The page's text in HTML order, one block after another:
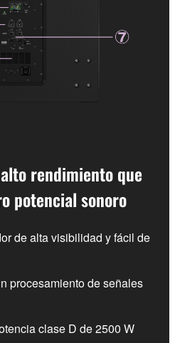
rendimiento que
potencial sonoro
de alta visibilidad y fácil de
procesamiento de señales
clase D de 2500 W